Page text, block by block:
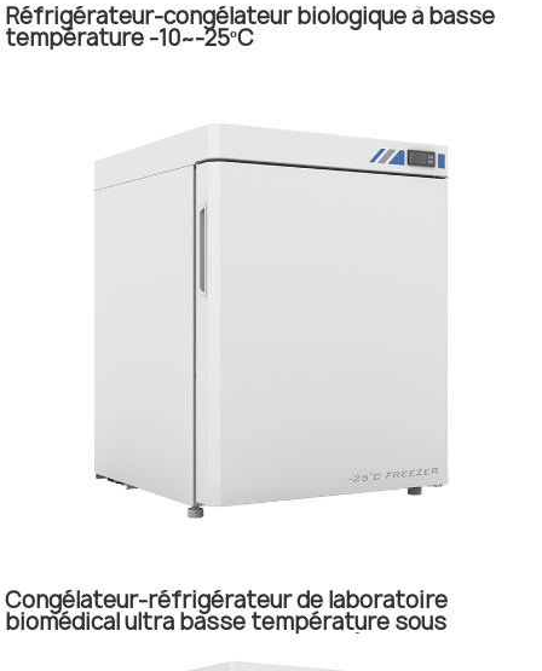
Réfrigérateur-congélateur biologique à basse
température -10~-25ºC
Congélateur-réfrigérateur de laboratoire
biomédical ultra basse température sous